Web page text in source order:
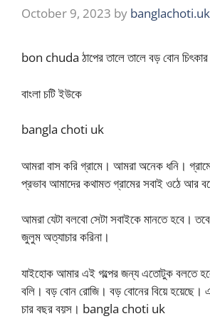
October 9, 2023 by banglachoti.uk
bon chuda ঠাপের তালে তালে বড় বোন
বাংলা চটি ইউকে
bangla choti uk
আমরা বাস করি গ্রামে। আমরা অনেক ধনি।
প্রভাব আমাদের কথামত গ্রামের সবাই ওঠে আর
আমরা যেটা বলবো সেটা সবাইকে মানতে হবে।
জুলুম অত্যাচার করিনা।
যাইহোক আমার এই গল্পের জন্য এতোটুক বলতে
বলি। বড় বোন রোজি। বড় বোনের বিয়ে হয়েছে।
চার বছর বয়স। bangla choti uk